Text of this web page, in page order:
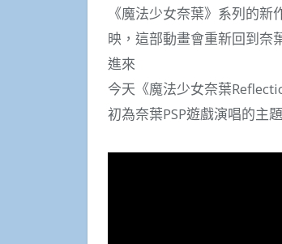
《魔法少女奈葉》系列的
映，這部動畫會重新回到奈
進來
今天《魔法少女奈葉
初為奈葉PSP遊戲演唱的主